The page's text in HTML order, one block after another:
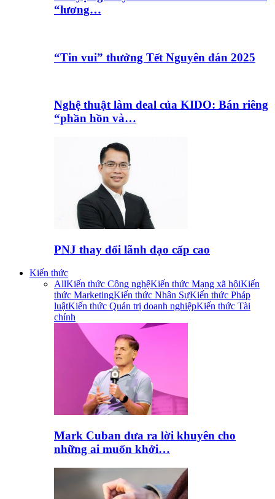
“lương…
“Tin vui” thưởng Tết Nguyên đán 2025
Nghệ thuật làm deal của KIDO: Bán riêng
“phần hồn và…
PNJ thay đổi lãnh đạo cấp cao
Kiến thức
AllKiến thức Công nghệKiến thức Mạng xã hộiKiến
thức MarketingKiến thức Nhân SựKiến thức Pháp
luậtKiến thức Quản trị doanh nghiệpKiến thức Tài
chính
Mark Cuban đưa ra lời khuyên cho
những ai muốn khởi…